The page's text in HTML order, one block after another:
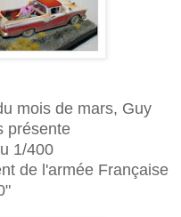
mois de mars, Guy
présente
1/400
de l'armée Française